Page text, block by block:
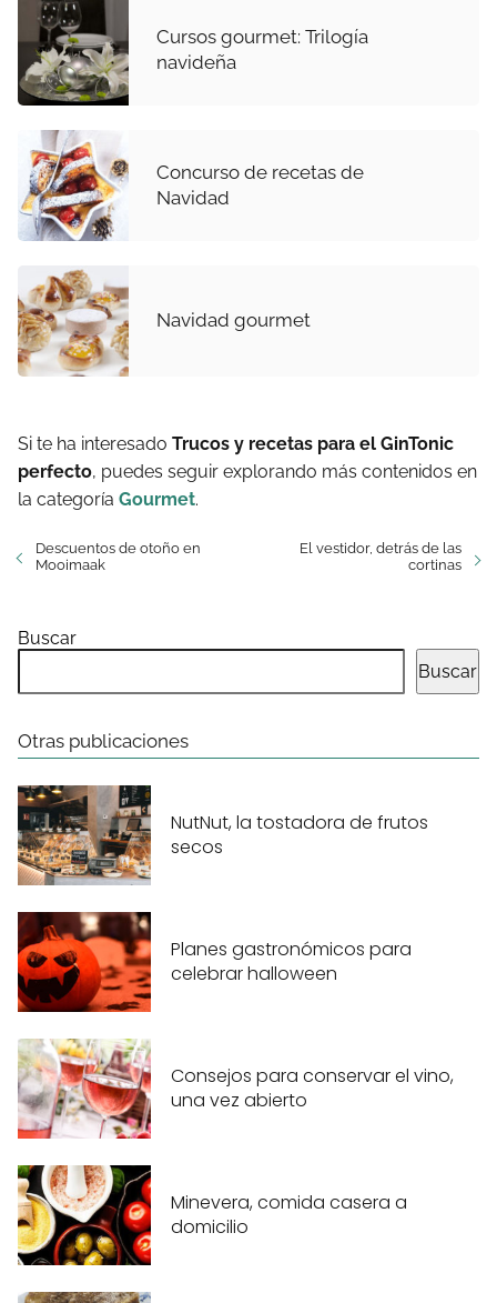
Cursos gourmet: Trilogía
navideña
Concurso de recetas de
Navidad
Navidad gourmet
Si te ha interesado Trucos y recetas para el GinTonic
perfecto, puedes seguir explorando más contenidos en
la categoría Gourmet.
Descuentos de otoño en
Mooimaak
El vestidor, detrás de las
cortinas
Buscar
Buscar
Otras publicaciones
NutNut, la tostadora de frutos
secos
Planes gastronómicos para
celebrar halloween
Consejos para conservar el vino,
una vez abierto
Minevera, comida casera a
domicilio